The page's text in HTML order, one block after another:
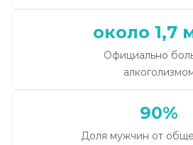
около 1,7
Официально
90%
Доля мужчин от